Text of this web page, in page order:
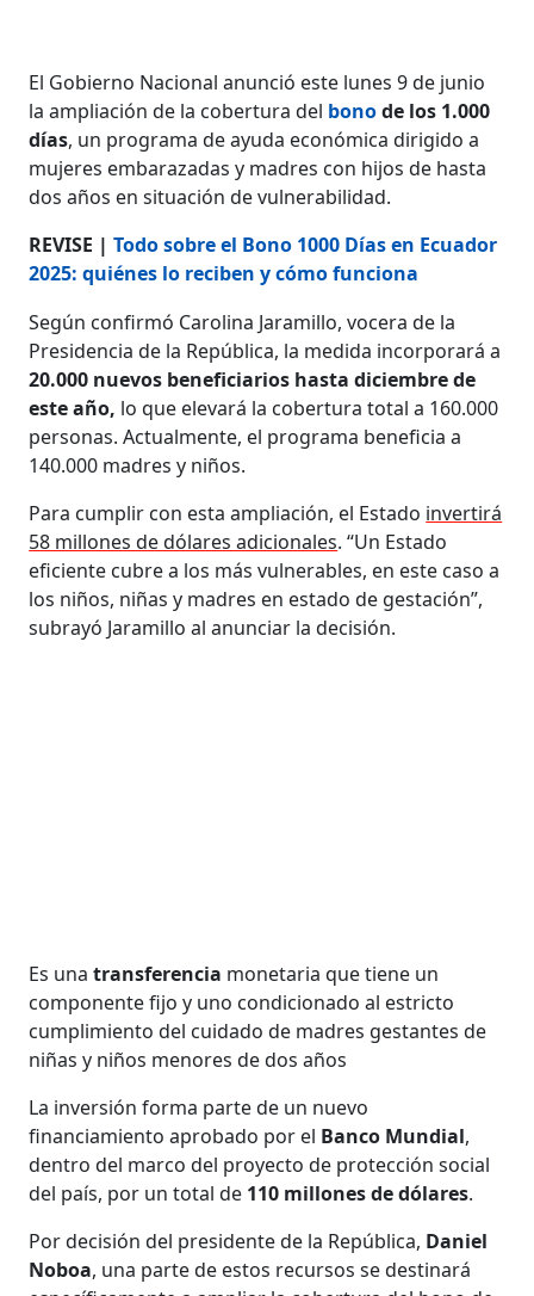
El Gobierno Nacional anunció este lunes 9 de junio
la ampliación de la cobertura del bonode los 1.000
días, un programa de ayuda económica dirigido a
mujeres embarazadas y madres con hijos de hasta
dos años en situación de vulnerabilidad.
REVISE |Todo sobre el Bono 1000 Días en Ecuador
2025: quiénes lo reciben y cómo funciona
Según confirmó Carolina Jaramillo, vocera de la
Presidencia de la República, la medida incorporará a
20.000 nuevos beneficiarios hasta diciembre de
este año, lo que elevará la cobertura total a 160.000
personas. Actualmente, el programa beneficia a
140.000 madres y niños.
Para cumplir con esta ampliación, el Estado invertirá
58 millones de dólares adicionales. “Un Estado
eficiente cubre a los más vulnerables, en este caso a
los niños, niñas y madres en estado de gestación”,
subrayó Jaramillo al anunciar la decisión.
Es unatransferencia monetaria que tiene un
componente fijo y uno condicionado al estricto
cumplimiento del cuidado de madres gestantes de
niñas y niños menores de dos años
La inversión forma parte de un nuevo
financiamiento aprobado por el Banco Mundial,
dentro del marco del proyecto de protección social
del país, por un total de 110 millones de dólares.
Por decisión del presidente de la República, Daniel
Noboa, una parte de estos recursos se destinará